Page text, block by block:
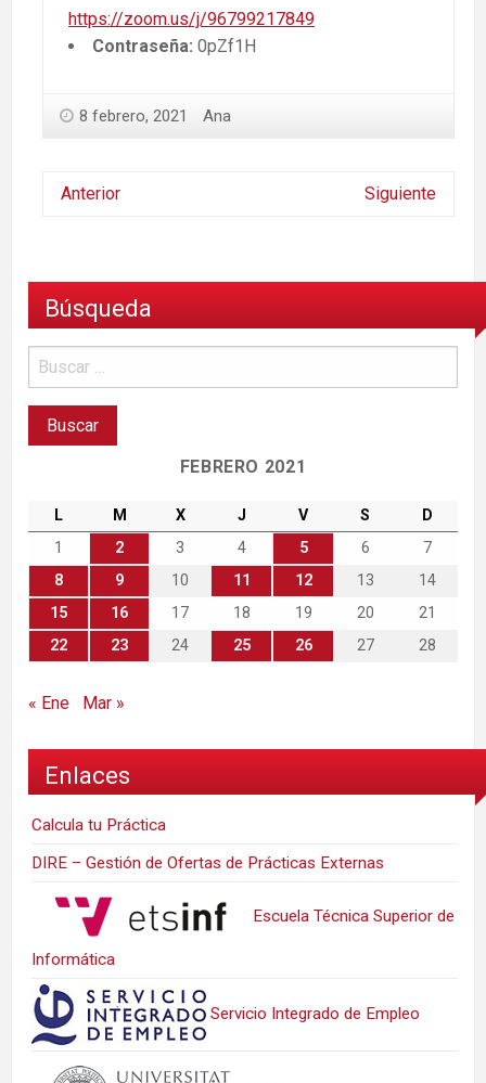
https://zoom.us/j/96799217849
Contraseña: 0pZf1H
8 febrero, 2021 Ana
Anterior Siguiente
Búsqueda
FEBRERO 2021
L M X J V S
D
1
2 3 4 5 6
7
8
9 10 11 12 13
14
15
16 17 18 19 20
21
22
23 24 25 26 27 28
« Ene Mar »
Enlaces
Calcula tu Práctica
DIRE – Gestión de Ofertas de Prácticas Externas
Escuela Técnica Superior de
Informática
Servicio Integrado de Empleo